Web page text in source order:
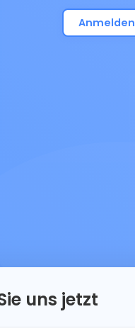
Anmelden
uns jetzt